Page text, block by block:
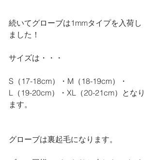
続いてグローブは1mmタイプを入荷し
ました！
サイズは・・・
S（17-18cm）・M（18-19cm）・
L（19-20cm）・XL（20-21cm）となり
ます。
グローブは裏起毛になります。